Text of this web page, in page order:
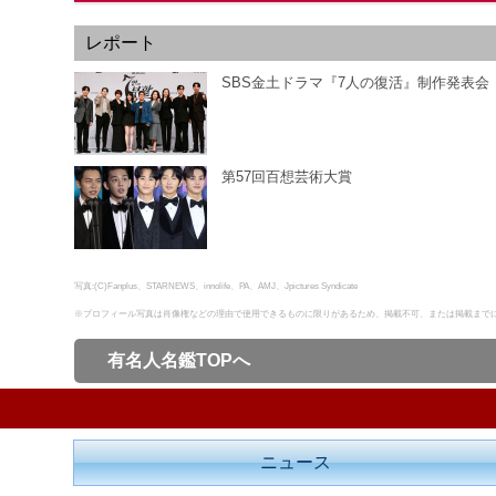
レポート
SBS金土ドラマ『7人の復活』制作発表会
第57回百想芸術大賞
写真:(C)Fanplus、STARNEWS、innolife、PA、AMJ、Jpictures Syndicate
※プロフィール写真は肖像権などの理由で使用できるものに限りがあるため、掲載不可、または掲載まで
有名人名鑑TOPへ
ニュース